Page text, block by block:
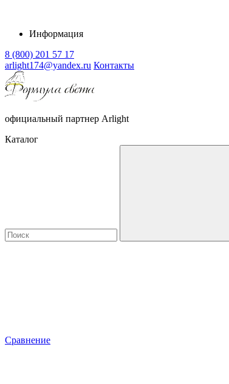
Информация
8 (800) 201 57 17
arlight174@yandex.ru Контакты
официальный партнер Arlight
Каталог
Сравнение